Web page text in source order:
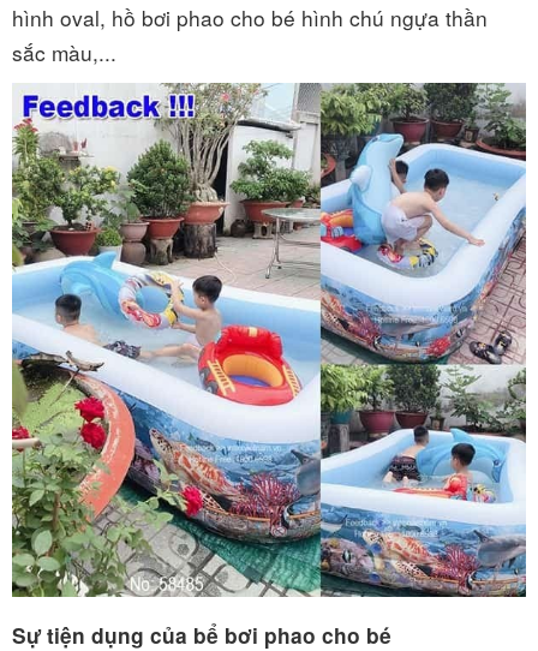
hình oval, hồ bơi phao cho bé hình chú ngựa thần
sắc màu,...
Sự tiện dụng của bể bơi phao cho bé